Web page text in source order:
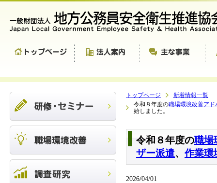
トップページ
新着情報一覧
令和８年度の職場環境改善アド
始しました。
令和８年度の職場
ザー派遣、作業環
2026/04/01